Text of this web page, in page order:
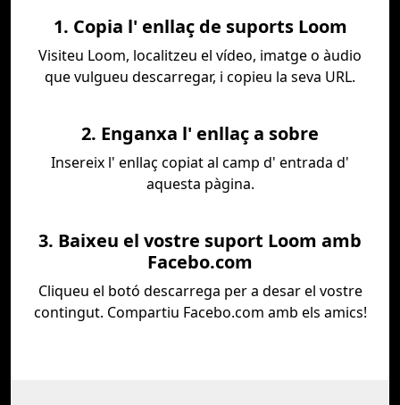
1. Copia l' enllaç de suports Loom
Visiteu Loom, localitzeu el vídeo, imatge o àudio
que vulgueu descarregar, i copieu la seva URL.
2. Enganxa l' enllaç a sobre
Insereix l' enllaç copiat al camp d' entrada d'
aquesta pàgina.
3. Baixeu el vostre suport Loom amb
Facebo.com
Cliqueu el botó descarrega per a desar el vostre
contingut. Compartiu Facebo.com amb els amics!